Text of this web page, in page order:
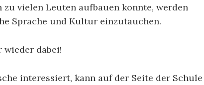
vielen Leuten aufbauen konnte, werden
Sprache und Kultur einzutauchen.
wieder dabei!
interessiert, kann auf der Seite der Schule